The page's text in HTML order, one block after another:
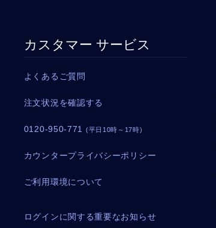
カスタマー サービス
よくあるご質問
注文状況を確認する
0120-950-771 (平日10時～17時)
カウンタープライバシーポリシー
ご利用環境について
ログインに関する重要なお知らせ